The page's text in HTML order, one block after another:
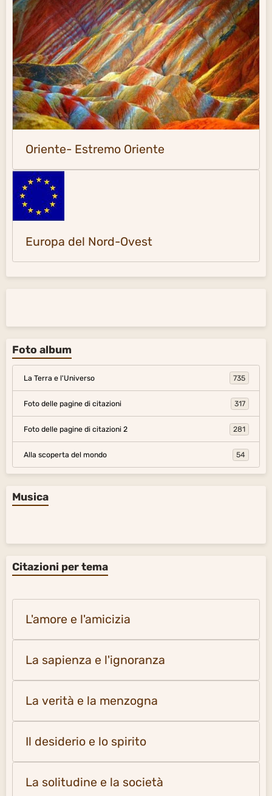
Oriente- Estremo Oriente
Europa del Nord-Ovest
Foto album
La Terra e l'Universo 735
Foto delle pagine di citazioni 317
Foto delle pagine di citazioni 2 281
Alla scoperta del mondo 54
Musica
Citazioni per tema
L'amore e l'amicizia
La sapienza e l'ignoranza
La verità e la menzogna
Il desiderio e lo spirito
La solitudine e la società